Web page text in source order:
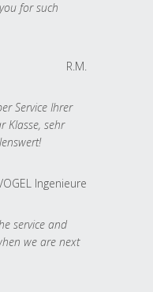
for such
R.M.
Service Ihrer
Klasse, sehr
Ingenieure
service and
we are next